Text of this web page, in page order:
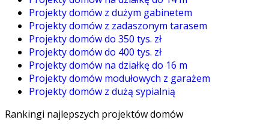
Projekty domów z dużym gabinetem
Projekty domów z zadaszonym tarasem
Projekty domów do 350 tys. zł
Projekty domów do 400 tys. zł
Projekty domów na działkę do 16 m
Projekty domów modułowych z garażem
Projekty domów z dużą sypialnią
Rankingi najlepszych projektów domów